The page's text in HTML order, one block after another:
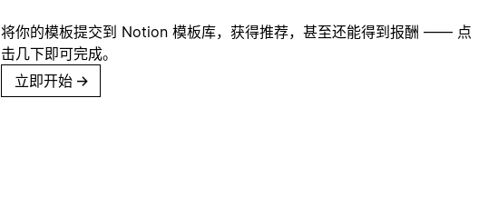
将你的模板提交到 Notion 模板库，获得推荐，甚至还能得到报酬 —— 点
击几下即可完成。
立即开始 →